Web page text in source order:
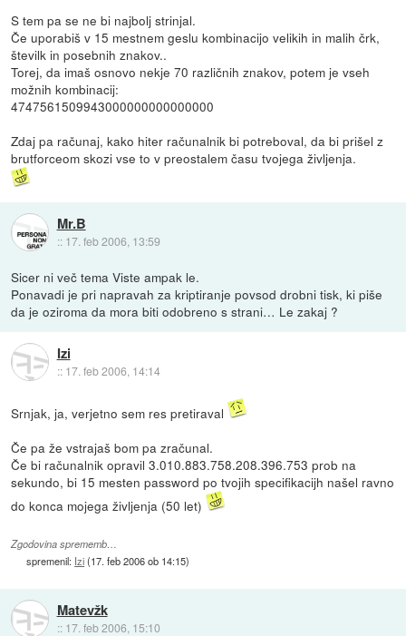
S tem pa se ne bi najbolj strinjal.
Če uporabiš v 15 mestnem geslu kombinacijo velikih in malih črk,
številk in posebnih znakov..
Torej, da imaš osnovo nekje 70 različnih znakov, potem je vseh
možnih kombinacij:
4747561509943000000000000000
Zdaj pa računaj, kako hiter računalnik bi potreboval, da bi prišel z
brutforceom skozi vse to v preostalem času tvojega življenja.
Mr.B
:: 17. feb 2006, 13:59
Sicer ni več tema Viste ampak le.
Ponavadi je pri napravah za kriptiranje povsod drobni tisk, ki piše
da je oziroma da mora biti odobreno s strani… Le zakaj ?
Izi
:: 17. feb 2006, 14:14
Srnjak, ja, verjetno sem res pretiraval
Če pa že vstrajaš bom pa zračunal.
Če bi računalnik opravil 3.010.883.758.208.396.753 prob na
sekundo, bi 15 mesten password po tvojih specifikacijh našel ravno
do konca mojega življenja (50 let)
Zgodovina sprememb…
spremenil: Izi(17. feb 2006 ob 14:15)
Matevžk
:: 17. feb 2006, 15:10